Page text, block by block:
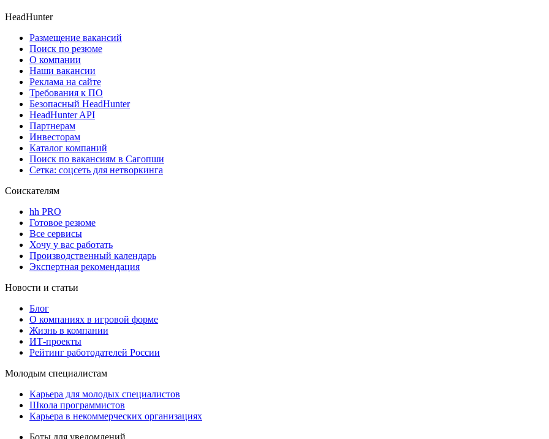
HeadHunter
Размещение вакансий
Поиск по резюме
О компании
Наши вакансии
Реклама на сайте
Требования к ПО
Безопасный HeadHunter
HeadHunter API
Партнерам
Инвесторам
Каталог компаний
Поиск по вакансиям в Сагопши
Сетка: соцсеть для нетворкинга
Соискателям
hh PRO
Готовое резюме
Все сервисы
Хочу у вас работать
Производственный календарь
Экспертная рекомендация
Новости и статьи
Блог
О компаниях в игровой форме
Жизнь в компании
ИТ-проекты
Рейтинг работодателей России
Молодым специалистам
Карьера для молодых специалистов
Школа программистов
Карьера в некоммерческих организациях
Боты для уведомлений